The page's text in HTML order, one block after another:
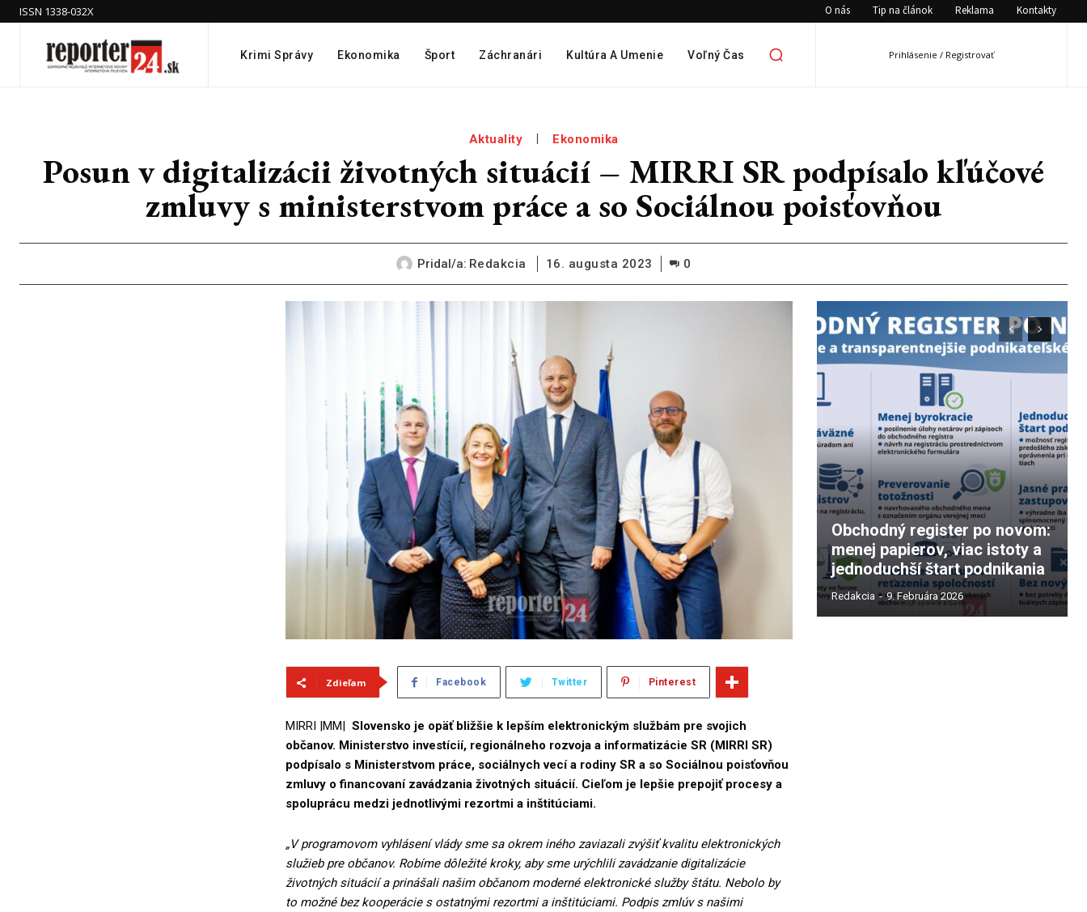
ISSN 1338-032X O nás Tip na článok Reklama Kontakty
Krimi Správy Ekonomika Šport Záchranári Kultúra A Umenie Voľný Čas Prihlásenie / Registrovať
Aktuality Ekonomika
Posun v digitalizácii životných situácií – MIRRI SR podpísalo kľúčové
zmluvy s ministerstvom práce a so Sociálnou poisťovňou
Pridal/a: Redakcia 16. augusta 2023 0
Zdieľam Facebook Twitter Pinterest
MIRRI |MM| Slovensko je opäť bližšie k lepším elektronickým službám pre svojich
občanov. Ministerstvo investícií, regionálneho rozvoja a informatizácie SR (MIRRI SR)
podpísalo s Ministerstvom práce, sociálnych vecí a rodiny SR a so Sociálnou poisťovňou
zmluvy o financovaní zavádzania životných situácií. Cieľom je lepšie prepojiť procesy a
spoluprácu medzi jednotlivými rezortmi a inštitúciami.
„V programovom vyhlásení vlády sme sa okrem iného zaviazali zvýšiť kvalitu elektronických
služieb pre občanov. Robíme dôležité kroky, aby sme urýchlili zavádzanie digitalizácie
životných situácií a prinášali našim občanom moderné elektronické služby štátu. Nebolo by
to možné bez kooperácie s ostatnými rezortmi a inštitúciami. Podpis zmlúv s našimi
Obchodný register po novom:
menej papierov, viac istoty a
jednoduchší štart podnikania
Redakcia - 9. Februára 2026